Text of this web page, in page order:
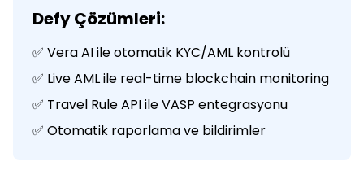
Defy Çözümleri:
✅ Vera AI ile otomatik KYC/AML kontrolü
✅ Live AML ile real-time blockchain monitoring
✅ Travel Rule API ile VASP entegrasyonu
✅ Otomatik raporlama ve bildirimler